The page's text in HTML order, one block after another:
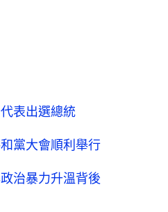
表出選總統
黨大會順利舉行
治暴力升溫背後